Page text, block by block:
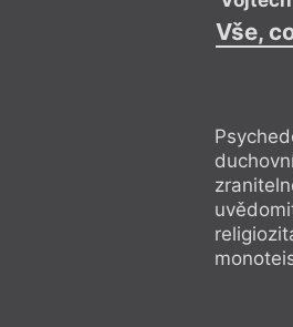
funkci
a
na
Vše,